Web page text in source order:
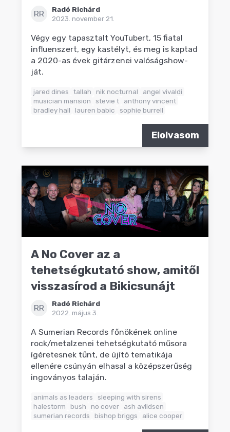
RR
Radó Richárd
2023. november 21.
Végy egy tapasztalt YouTubert, 15 fiatal
influenszert, egy kastélyt, és meg is kaptad
a 2020-as évek gitárzenei valóságshow-
ját.
jared dines tallah nik nocturnal
angel vivaldi
musician mansion
stevie t
anthony vincent
bradley hall
lauren babic sophie burrell
Elolvasom
A No Cover az a
tehetségkutató show, amitől
visszasírod a Bikicsunájt
RR
Radó Richárd
2022. május 3.
A Sumerian Records főnökének online
rock/metalzenei tehetségkutató műsora
ígéretesnek tűnt, de újító tematikája
ellenére csúnyán elhasal a középszerűség
ingoványos talaján.
animals as leaders
sleeping with sirens
halestorm
bush no cover
ash avildsen
sumerian records
bishop briggs alice cooper